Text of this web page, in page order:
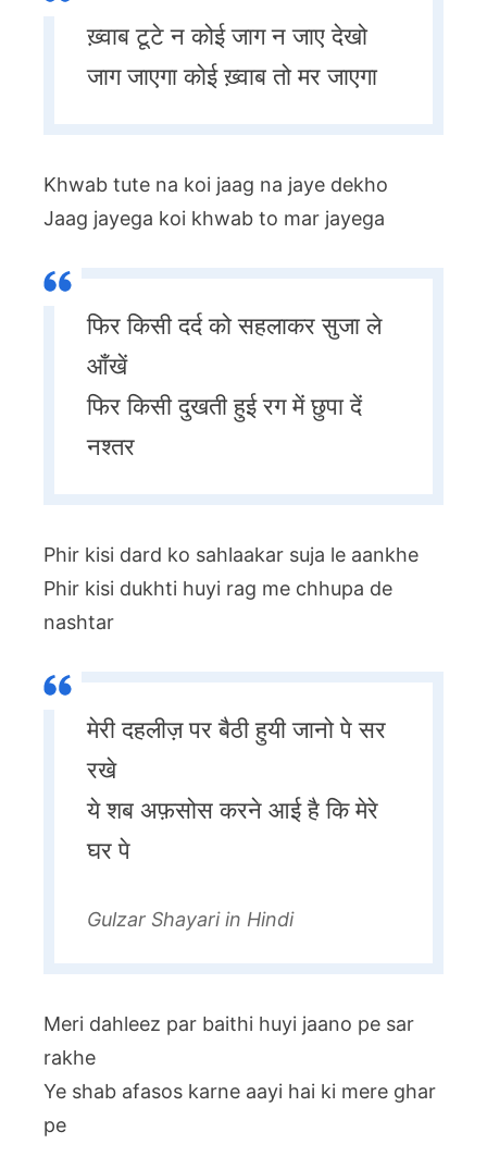
ख़्वाब टूटे न कोई जाग न जाए देखो
जाग जाएगा कोई ख़्वाब तो मर जाएगा
Khwab tute na koi jaag na jaye dekho
Jaag jayega koi khwab to mar jayega
फिर किसी दर्द को सहलाकर सुजा ले
आँखें
फिर किसी दुखती हुई रग में छुपा दें
नश्तर
Phir kisi dard ko sahlaakar suja le aankhe
Phir kisi dukhti huyi rag me chhupa de
nashtar
मेरी दहलीज़ पर बैठी हुयी जानो पे सर
रखे
ये शब अफ़सोस करने आई है कि मेरे
घर पे
Gulzar Shayari in Hindi
Meri dahleez par baithi huyi jaano pe sar
rakhe
Ye shab afasos karne aayi hai ki mere ghar
pe